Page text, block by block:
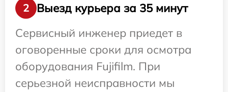
2
Выезд курьера за 35 минут
Сервисный инженер приедет в
оговоренные сроки для осмотра
оборудования Fujifilm. При
серьезной неисправности мы